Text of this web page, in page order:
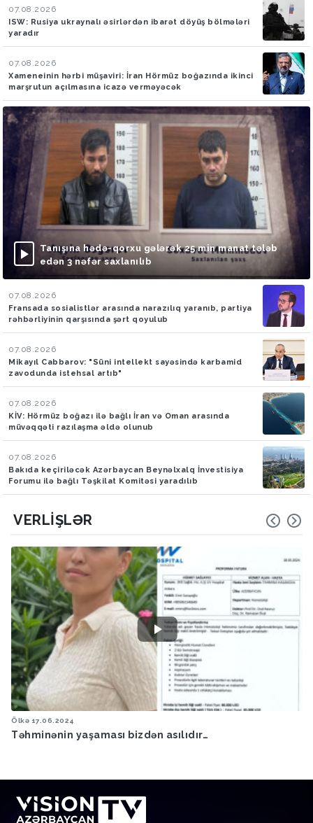
07.08.2026
ISW: Rusiya ukraynalı əsirlərdən ibarət döyüş bölmələri
yaradır
07.08.2026
Xameneinin hərbi müşaviri: İran Hörmüz boğazında ikinci
marşrutun açılmasına icazə verməyəcək
Tanışına hədə-qorxu gələrək 25 min manat tələb
edən 3 nəfər saxlanılıb
07.08.2026
Fransada sosialistlər arasında narazılıq yaranıb, partiya
rəhbərliyinin qarşısında şərt qoyulub
07.08.2026
Mikayıl Cabbarov: "Süni intellekt sayəsində karbamid
zavodunda istehsal artıb"
07.08.2026
KİV: Hörmüz boğazı ilə bağlı İran və Oman arasında
müvəqqəti razılaşma əldə olunub
07.08.2026
Bakıda keçiriləcək Azərbaycan Beynəlxalq İnvestisiya
Forumu ilə bağlı Təşkilat Komitəsi yaradılıb
VERLIŞLƏR
Ölkə 17.06.2024
Təhminənin yaşaması bizdən asılıdır…